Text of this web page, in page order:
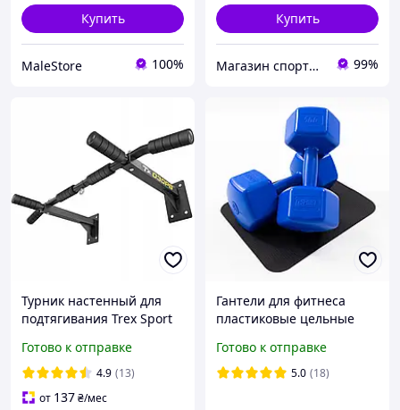
Купить
MaleStore 100%
Купить
Магазин спортивных товаров "PLANETSPORT" 99%
Турник настенный для
подтягивания Trex Sport
Готово к отправке
4.9 (13)
от 137₴/мес
Гантели для фитнеса
пластиковые цельные
OSPORT Lite 2шт по 5 кг
(OF-0120)
Готово к отправке
5.0 (18)